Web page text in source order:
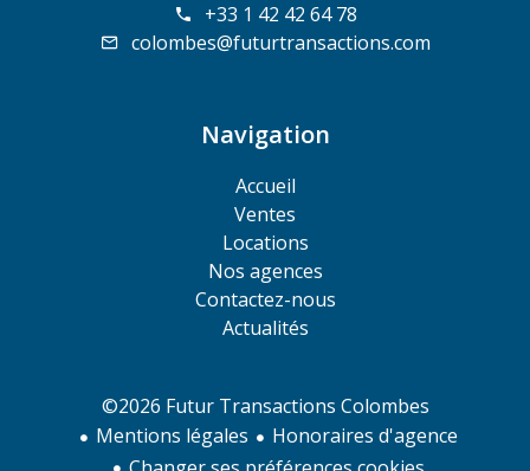
+33 1 42 42 64 78
colombes@futurtransactions.com
Navigation
Accueil
Ventes
Locations
Nos agences
Contactez-nous
Actualités
©2026 Futur Transactions Colombes
Mentions légales
Honoraires d'agence